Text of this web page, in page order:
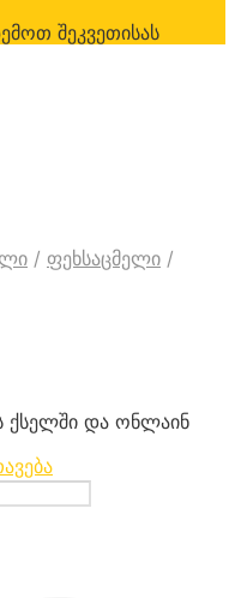
შეკვეთისას
/ ფეხსაცმელი /
ქსელში და ონლაინ